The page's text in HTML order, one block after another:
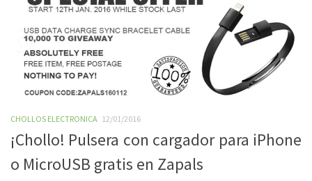
CHOLLOS ELECTRONICA 12/01/2016
¡Chollo! Pulsera con cargador para iPhone
o MicroUSB gratis en Zapals